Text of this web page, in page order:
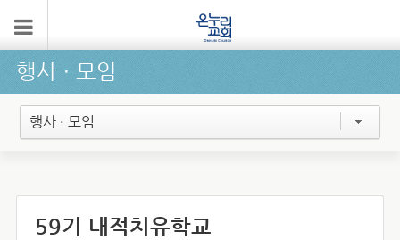
행사 ∙ 모임
행사 · 모임
59기 내적치유학교